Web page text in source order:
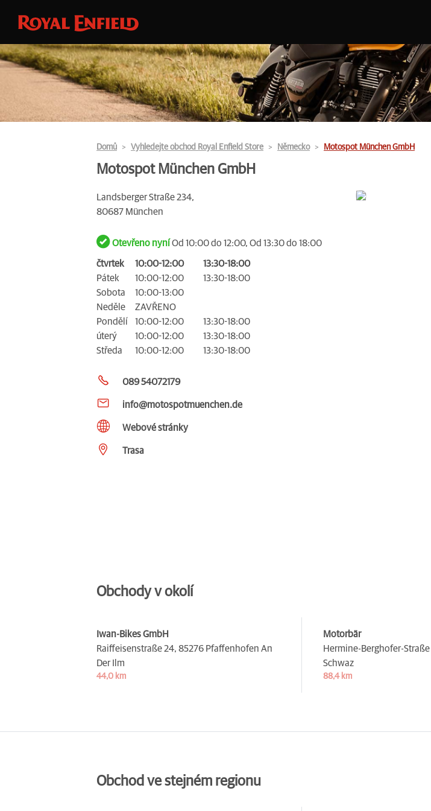
Domů Vyhledejte obchod Royal Enfield Store Německo Motospot München GmbH
Motospot München GmbH
Landsberger Straße 234,
80687 München
Otevřeno nyní Od 10:00 do 12:00, Od 13:30 do 18:00
čtvrtek 10:00-12:00
13:30-18:00
Pátek
10:00-12:00
13:30-18:00
Sobota
10:00-13:00
Neděle
ZAVŘENO
Pondělí
10:00-12:00
13:30-18:00
úterý
10:00-12:00
13:30-18:00
Středa
10:00-12:00 13:30-18:00
089 54072179
info@motospotmuenchen.de
Webové stránky
Trasa
Obchody v okolí
Iwan-Bikes GmbH
Raiffeisenstraße 24, 85276 Pfaffenhofen An
Der Ilm
44,0 km
Motorbär
Hermine-Berghofer-
Schwaz
88,4 km
Obchod ve stejném regionu